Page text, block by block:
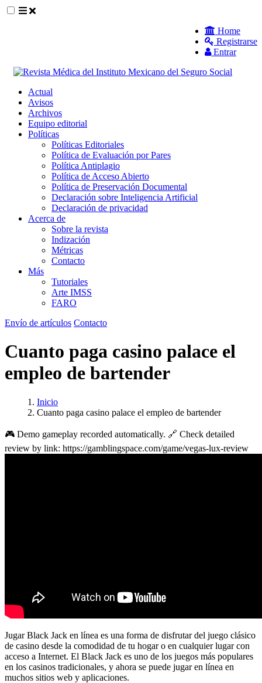
##plugins.themes.themeEleven.accessible_menu.sidebar##
Home
Registrarse
Entrar
Actual
Avisos
Archivos
Equipo editorial
Políticas
Políticas Editoriales
Política de Evaluación por Pares
Política Antiplagio
Política de Acceso Abierto
Política de Preservación Documental
Declaración sobre Inteligencia Artificial
Declaración de privacidad
Acerca de
Sobre la revista
Indización
Métricas
Contacto
Más
Tutoriales
Arte IMSS
FARO
Envío de artículos Contacto
Cuanto paga casino palace el
empleo de bartender
Inicio
Cuanto paga casino palace el empleo de bartender
🎮 Demo gameplay recorded automatically. 🔗 Check detailed
review by link: https://gamblingspace.com/game/vegas-lux-review
Jugar Black Jack en línea es una forma de disfrutar del juego clásico
de casino desde la comodidad de tu hogar o en cualquier lugar con
acceso a Internet. El Black Jack es uno de los juegos más populares
en los casinos tradicionales, y ahora se puede jugar en línea en
muchos sitios web y aplicaciones.